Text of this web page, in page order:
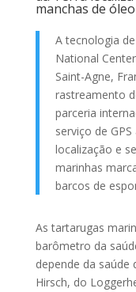
manchas de
A tecnologia
National
Saint-Agne,
rastreamento
parceria
serviço de
localização e
marinhas
barcos de
As tartarugas
barômetro da
depende da saúde
Hirsch, do